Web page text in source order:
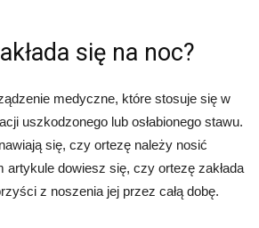
się na noc?
medyczne, które stosuje się w
uszkodzonego lub osłabionego stawu.
się, czy ortezę należy nosić
artykule dowiesz się, czy ortezę zakłada
z noszenia jej przez całą dobę.